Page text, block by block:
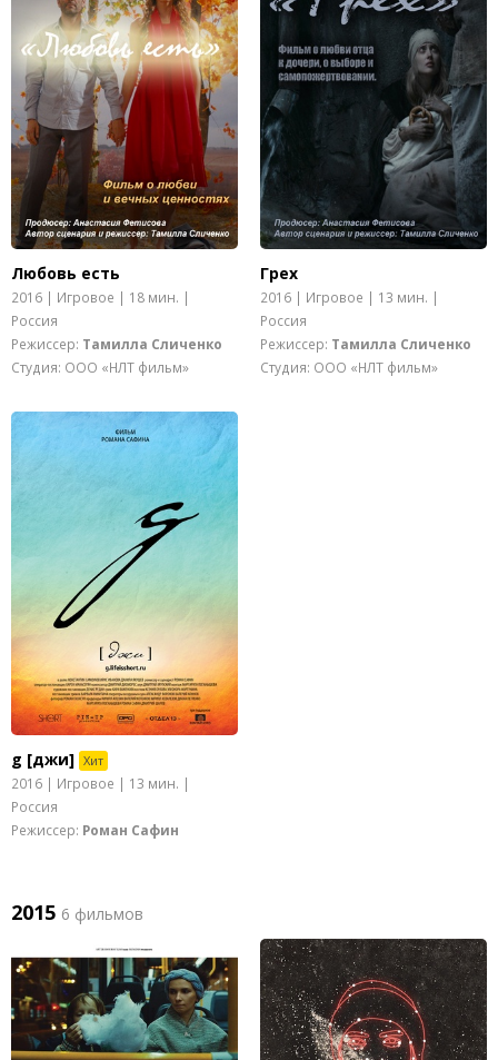
Любовь есть
2016 | Игровое | 18 мин. |
Россия
Режиссер: Тамилла Сличенко
Студия: ООО «НЛТ фильм»
Грех
2016 | Игровое | 13 мин. |
Россия
Режиссер: Тамилла Сличенко
Студия: ООО «НЛТ фильм»
g [джи] Хит
2016 | Игровое | 13 мин. |
Россия
Режиссер: Роман Сафин
2015 6 фильмов